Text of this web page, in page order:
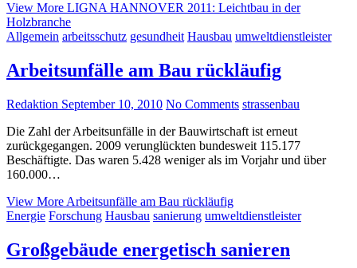
View More LIGNA HANNOVER 2011: Leichtbau in der
Holzbranche
Allgemein arbeitsschutz gesundheit Hausbau umweltdienstleister
Arbeitsunfälle am Bau rückläufig
Redaktion September 10, 2010 No Comments strassenbau
Die Zahl der Arbeitsunfälle in der Bauwirtschaft ist erneut
zurückgegangen. 2009 verunglückten bundesweit 115.177
Beschäftigte. Das waren 5.428 weniger als im Vorjahr und über
160.000…
View More Arbeitsunfälle am Bau rückläufig
Energie Forschung Hausbau sanierung umweltdienstleister
Großgebäude energetisch sanieren